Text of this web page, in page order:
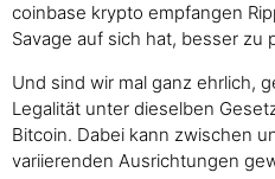
coinbase krypto empfangen
Savage auf sich hat, besser zu
Und sind wir mal ganz ehrlich,
Legalität unter dieselben
Bitcoin. Dabei kann zwischen
variierenden Ausrichtungen